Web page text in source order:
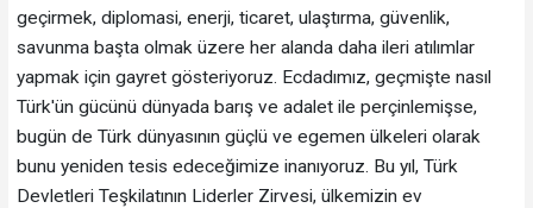
geçirmek, diplomasi, enerji, ticaret, ulaştırma, güvenlik,
savunma başta olmak üzere her alanda daha ileri atılımlar
yapmak için gayret gösteriyoruz. Ecdadımız, geçmişte nasıl
Türk'ün gücünü dünyada barış ve adalet ile perçinlemişse,
bugün de Türk dünyasının güçlü ve egemen ülkeleri olarak
bunu yeniden tesis edeceğimize inanıyoruz. Bu yıl, Türk
Devletleri Teşkilatının Liderler Zirvesi, ülkemizin ev